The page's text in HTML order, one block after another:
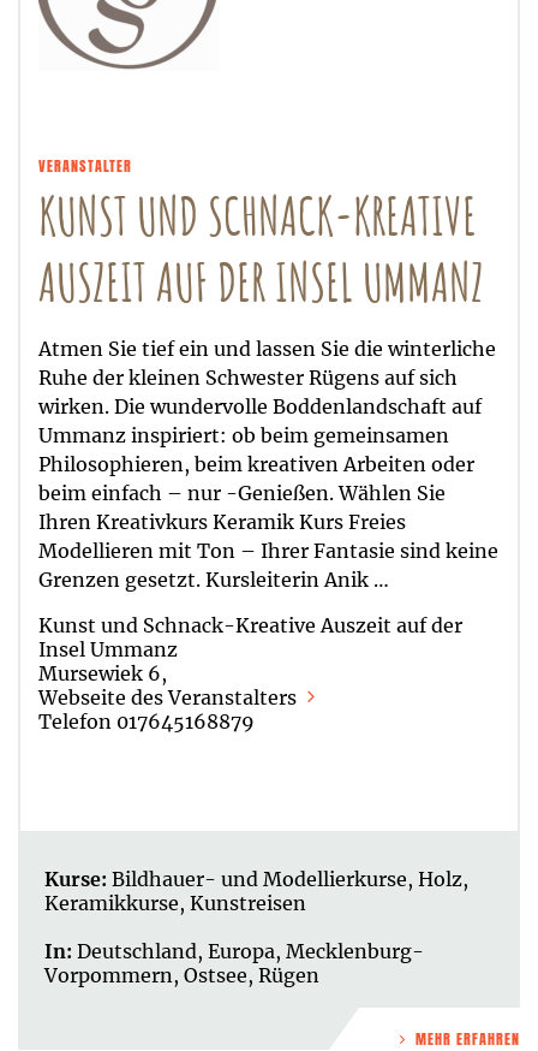
VERANSTALTER
KUNST UND SCHNACK-KREATIVE
AUSZEIT AUF DER INSEL UMMANZ
Atmen Sie tief ein und lassen Sie die winterliche
Ruhe der kleinen Schwester Rügens auf sich
wirken. Die wundervolle Boddenlandschaft auf
Ummanz inspiriert: ob beim gemeinsamen
Philosophieren, beim kreativen Arbeiten oder
beim einfach – nur -Genießen. Wählen Sie
Ihren Kreativkurs Keramik Kurs Freies
Modellieren mit Ton – Ihrer Fantasie sind keine
Grenzen gesetzt. Kursleiterin Anik …
Kunst und Schnack-Kreative Auszeit auf der
Insel Ummanz
Mursewiek 6,
Webseite des Veranstalters
Telefon 017645168879
Kurse: Bildhauer- und Modellierkurse, Holz,
Keramikkurse, Kunstreisen
In: Deutschland, Europa, Mecklenburg-
Vorpommern, Ostsee, Rügen
MEHR ERFAHREN